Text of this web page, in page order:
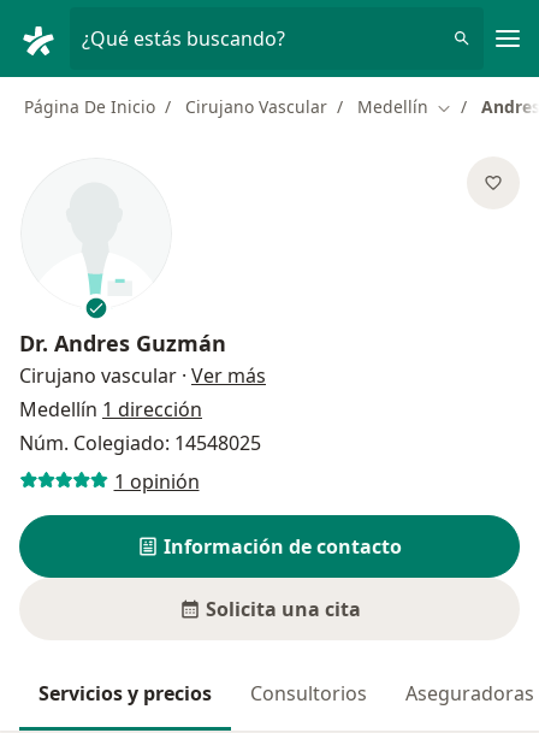
¿Qué estás buscando?
Página De Inicio Cirujano Vascular Medellín Cambiar de
Dr. Andres Guzmán
Cirujano vascular · Ver más
Medellín 1 dirección
Núm. Colegiado: 14548025
1 opinión
Información de contacto
Solicita una cita
Servicios y precios Consultorios Aseguradoras